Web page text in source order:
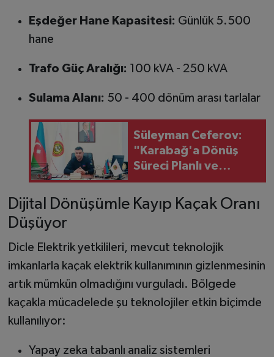
Eşdeğer Hane Kapasitesi: Günlük 5.500
hane
Trafo Güç Aralığı: 100 kVA - 250 kVA
Sulama Alanı: 50 - 400 dönüm arası tarlalar
Süleyman Ceferov:
"Karabağ'a Dönüş
Süreci Planlı ve
Güvenli Şekilde
İlerliyor"
Dijital Dönüşümle Kayıp Kaçak Oranı
Düşüyor
Dicle Elektrik yetkilileri, mevcut teknolojik
imkanlarla kaçak elektrik kullanımının gizlenmesinin
artık mümkün olmadığını vurguladı. Bölgede
kaçakla mücadelede şu teknolojiler etkin biçimde
kullanılıyor:
Yapay zeka tabanlı analiz sistemleri